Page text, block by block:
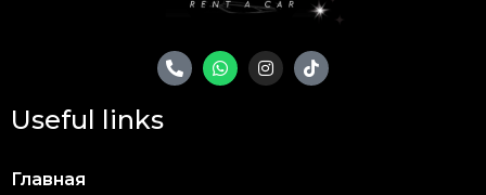
Useful links
Главная